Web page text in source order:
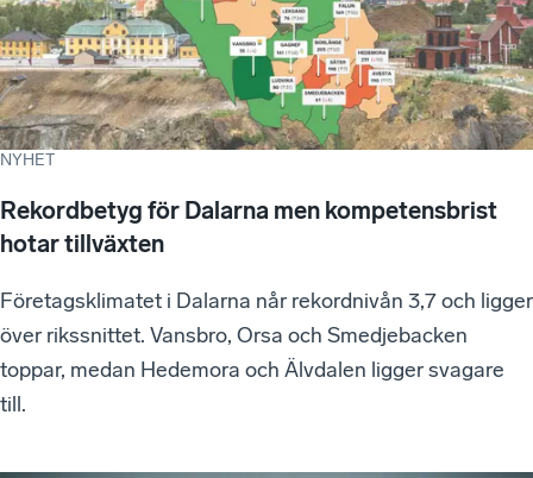
NYHET
Rekordbetyg för Dalarna men kompetensbrist
hotar tillväxten
Företagsklimatet i Dalarna når rekordnivån 3,7 och ligger
över rikssnittet. Vansbro, Orsa och Smedjebacken
toppar, medan Hedemora och Älvdalen ligger svagare
till.